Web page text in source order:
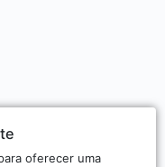
oferecer uma